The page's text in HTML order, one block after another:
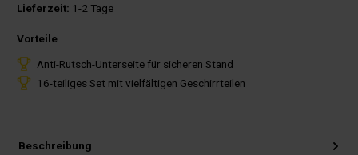
Lieferzeit: 1-2 Tage
Vorteile
Anti-Rutsch-Unterseite für sicheren Stand
16-teiliges Set mit vielfältigen Geschirrteilen
Beschreibung